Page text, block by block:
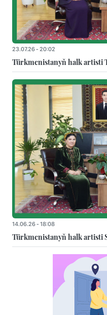
23.07.26 - 20:02
Türkmenistanyň halk artisti
14.06.26 - 18:08
Türkmenistanyň halk artisti